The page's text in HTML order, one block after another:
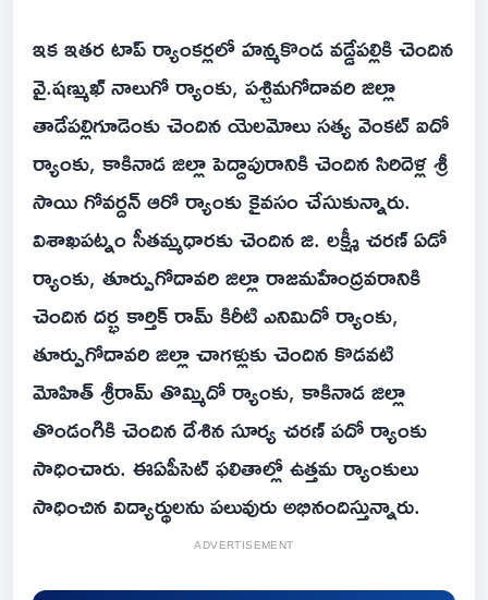
ఇక ఇతర టాప్ ర్యాంకర్లలో హన్మకొండ వడ్డేపల్లికి చెందిన
వై.షణ్ముఖ్‌ నాలుగో ర్యాంకు, పశ్చిమగోదావరి జిల్లా
తాడేపల్లిగూడెంకు చెందిన యెలమోలు సత్య వెంకట్‌ ఐదో
ర్యాంకు, కాకినాడ జిల్లా పెద్దాపురానికి చెందిన సిరిదెళ్ల శ్రీ
సాయి గోవర్దన్‌ ఆరో ర్యాంకు కైవసం చేసుకున్నారు.
విశాఖపట్నం సీతమ్మధారకు చెందిన జి. లక్ష్మీ చరణ్‌ ఏడో
ర్యాంకు, తూర్పుగోదావరి జిల్లా రాజమహేంద్రవరానికి
చెందిన దర్భ కార్తిక్‌ రామ్‌ కిరీటి ఎనిమిదో ర్యాంకు,
తూర్పుగోదావరి జిల్లా చాగళ్లుకు చెందిన కొడవటి
మోహిత్‌ శ్రీరామ్‌ తొమ్మిదో ర్యాంకు, కాకినాడ జిల్లా
తొండంగికి చెందిన దేశిన సూర్య చరణ్‌ పదో ర్యాంకు
సాధించారు. ఈఏపీసెట్ ఫలితాల్లో ఉత్తమ ర్యాంకులు
సాధించిన విద్యార్థులను పలువురు అభినందిస్తున్నారు.
ADVERTISEMENT